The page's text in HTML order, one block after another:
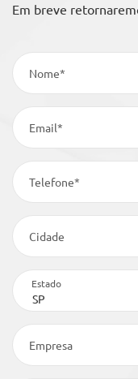
Em breve
Nome*
Email*
Telefone*
Cidade
Estado
Empresa